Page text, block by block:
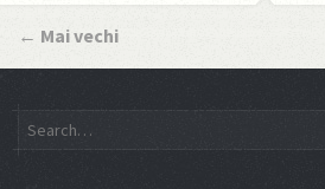
← Mai vechi